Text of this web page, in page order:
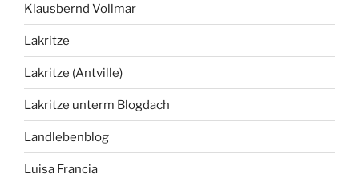
Klausbernd Vollmar
Lakritze
Lakritze (Antville)
Lakritze unterm Blogdach
Landlebenblog
Luisa Francia